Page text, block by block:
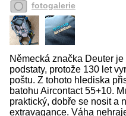
fotogalerie
Německá značka Deuter
podstaty, protože 130 let
poštu. Z tohoto hlediska
batohu Aircontact 55+10.
praktický, dobře se nosit a
extravagance. Váha